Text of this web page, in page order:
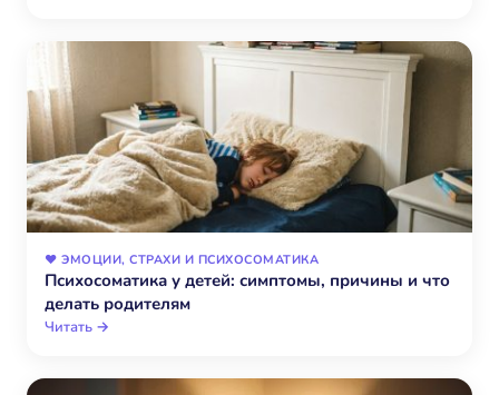
❤️ ЭМОЦИИ, СТРАХИ И ПСИХОСОМАТИКА
Психосоматика у детей: симптомы, причины и что
делать родителям
Читать →